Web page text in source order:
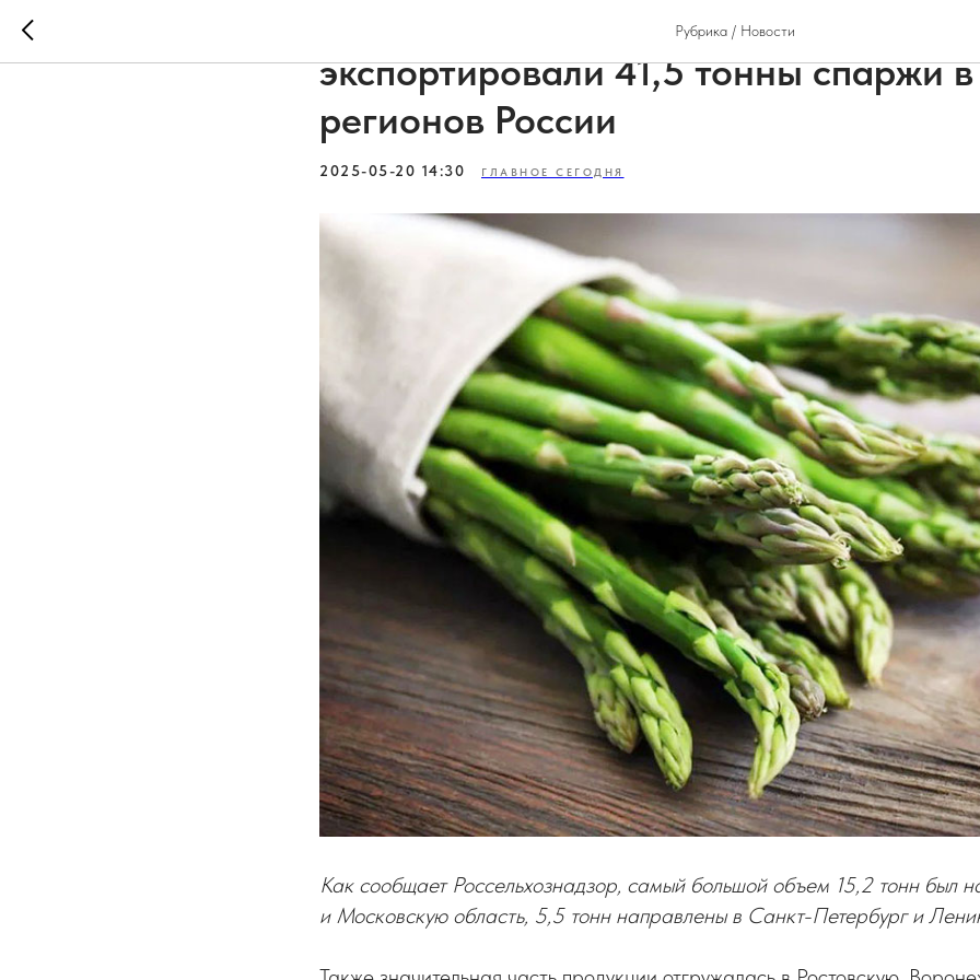
Рубрика / Новости
С начала года из Северной Осетии
экспортировали 41,5 тонны спаржи в
регионов России
2025-05-20 14:30 ГЛАВНОЕ СЕГОДНЯ
Как сообщает Россельхознадзор, самый большой объем 15,2 тонн был
и Московскую область, 5,5 тонн направлены в Санкт-Петербург и